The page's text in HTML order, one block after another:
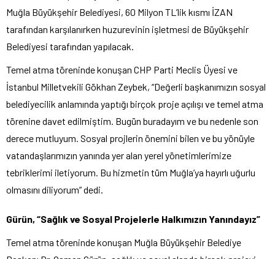
Muğla Büyükşehir Belediyesi, 60 Milyon TL’lik kısmı İZAN
tarafından karşılanırken huzurevinin işletmesi de Büyükşehir
Belediyesi tarafından yapılacak.
Temel atma töreninde konuşan CHP Parti Meclis Üyesi ve
İstanbul Milletvekili Gökhan Zeybek, “Değerli başkanımızın sosyal
belediyecilik anlamında yaptığı birçok proje açılışı ve temel atma
törenine davet edilmiştim. Bugün buradayım ve bu nedenle son
derece mutluyum. Sosyal projlerin önemini bilen ve bu yönüyle
vatandaşlarımızın yanında yer alan yerel yönetimlerimize
tebriklerimi iletiyorum. Bu hizmetin tüm Muğla’ya hayırlı uğurlu
olmasını diliyorum” dedi.
Gürün, “Sağlık ve Sosyal Projelerle Halkımızın Yanındayız”
Temel atma töreninde konuşan Muğla Büyükşehir Belediye